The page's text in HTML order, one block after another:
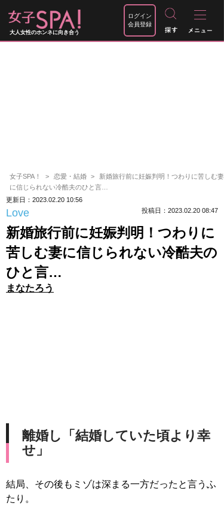
大人女性のホンネに向き合う
ログイン
会員登録
女子SPA！ 恋愛・結婚
新婚旅行前に妊娠判明！つわりに苦しむ妻
に信じられない冷酷夫のひと言…
更新日：2023.02.20 10:56
Love 投稿日：2023.02.20 08:47
新婚旅行前に妊娠判明！つわりに
苦しむ妻に信じられない冷酷夫の
ひと言…
まなたろう
離婚し「結婚していた頃より幸
せ」
結局、その後もミゾは深まる一方だったと言うふ
たり。